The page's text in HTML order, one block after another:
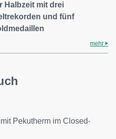
Halbzeit mit drei
und fünf
mehr
Pekutherm im Closed-